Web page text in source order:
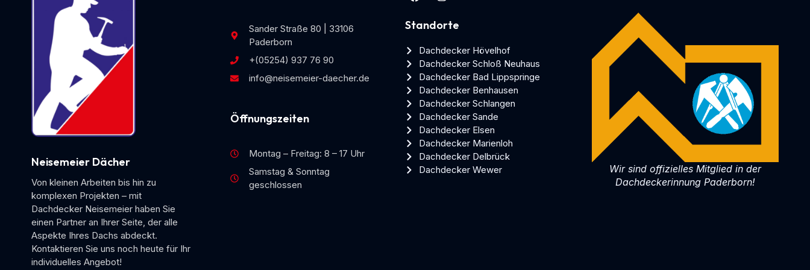
Neisemeier Dächer
Von kleinen Arbeiten bis hin zu
komplexen Projekten – mit
Dachdecker Neisemeier haben Sie
einen Partner an Ihrer Seite, der alle
Aspekte Ihres Dachs abdeckt.
Kontaktieren Sie uns noch heute für Ihr
individuelles Angebot!
Sander Straße 80 | 33106
Paderborn
+(05254) 937 76 90
info@neisemeier-daecher.de
Öffnungszeiten
Montag – Freitag: 8 – 17 Uhr
Samstag & Sonntag
geschlossen
Standorte
Dachdecker Hövelhof
Dachdecker Schloß Neuhaus
Dachdecker Bad Lippspringe
Dachdecker Benhausen
Dachdecker Schlangen
Dachdecker Sande
Dachdecker Elsen
Dachdecker Marienloh
Dachdecker Delbrück
Dachdecker Wewer
Wir sind offizielles Mitglied in der
Dachdeckerinnung Paderborn!